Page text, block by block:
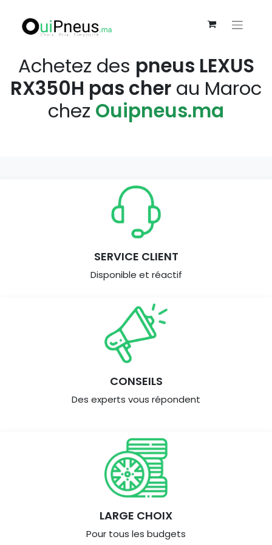
Achetez des pneus LEXUS
RX350H pas cher au Maroc
chez Ouipneus.ma
SERVICE CLIENT
Disponible et réactif
CONSEILS
Des experts vous répondent
LARGE CHOIX
Pour tous les budgets